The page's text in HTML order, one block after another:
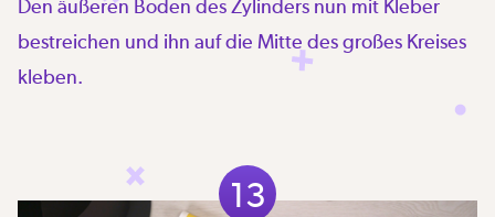
Den äußeren Boden des Zylinders nun mit Kleber
bestreichen und ihn auf die Mitte des großes Kreises
kleben.
13